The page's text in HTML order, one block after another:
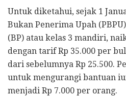
Untuk diketahui, sejak 1
Bukan Penerima Upah
(BP) atau kelas 3 mandiri,
dengan tarif Rp 35.000 per
dari sebelumnya Rp 25.500.
untuk mengurangi bantuan
menjadi Rp 7.000 per orang.